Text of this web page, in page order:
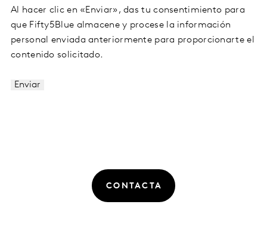
Al hacer clic en «Enviar», das tu consentimiento para
que Fifty5Blue almacene y procese la información
personal enviada anteriormente para proporcionarte el
contenido solicitado.
CONTACTA